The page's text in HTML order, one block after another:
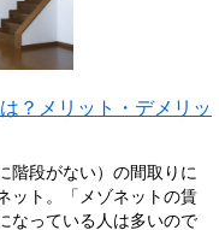
？メリット・デメリッ
階段がない）の間取りに
ット。「メゾネットの賃
っている人は多いので